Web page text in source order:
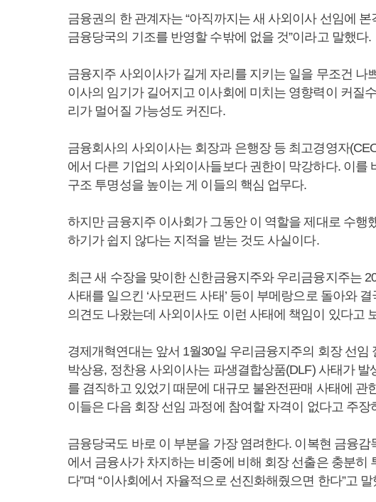
금융권의 한 관계자는 “아직까지는 새 사외이사 선임에
금융당국의 기조를 반영할 수밖에 없을 것”이라고 말했다.
금융지주 사외이사가 길게 자리를 지키는 일을 무조건 나
이사의 임기가 길어지고 이사회에 미치는 영향력이 커질
리가 멀어질 가능성도 커진다.
금융회사의 사외이사는 회장과 은행장 등 최고경영자
에서 다른 기업의 사외이사들보다 권한이 막강하다. 이를
구조 투명성을 높이는 게 이들의 핵심 업무다.
하지만 금융지주 이사회가 그동안 이 역할을 제대로 수행
하기가 쉽지 않다는 지적을 받는 것도 사실이다.
최근 새 수장을 맞이한 신한금융지주와 우리금융지주는
사태를 일으킨 ‘사모펀드 사태’ 등이 부메랑으로 돌아와
의견도 나왔는데 사외이사도 이런 사태에 책임이 있다고
경제개혁연대는 앞서 1월30일 우리금융지주의 회장 선임
박상용, 정찬용 사외이사는 파생결합상품(DLF) 사태가
를 겸직하고 있었기 때문에 대규모 불완전판매 사태에 관
이들은 다음 회장 선임 과정에 참여할 자격이 없다고 주장
금융당국도 바로 이 부분을 가장 염려한다. 이복현 금융감
에서 금융사가 차지하는 비중에 비해 회장 선출은 충분히
다”며 “이사회에서 자율적으로 선진화해줬으면 한다”고 말